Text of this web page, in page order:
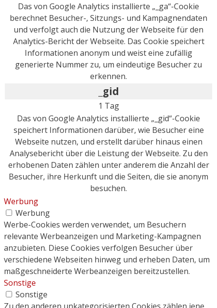
Das von Google Analytics installierte „_ga“-Cookie
berechnet Besucher-, Sitzungs- und Kampagnendaten
und verfolgt auch die Nutzung der Webseite für den
Analytics-Bericht der Webseite. Das Cookie speichert
Informationen anonym und weist eine zufällig
generierte Nummer zu, um eindeutige Besucher zu
erkennen.
_gid
1 Tag
Das von Google Analytics installierte „_gid“-Cookie
speichert Informationen darüber, wie Besucher eine
Webseite nutzen, und erstellt darüber hinaus einen
Analysebericht über die Leistung der Webseite. Zu den
erhobenen Daten zählen unter anderem die Anzahl der
Besucher, ihre Herkunft und die Seiten, die sie anonym
besuchen.
Werbung
Werbung
Werbe-Cookies werden verwendet, um Besuchern
relevante Werbeanzeigen und Marketing-Kampagnen
anzubieten. Diese Cookies verfolgen Besucher über
verschiedene Webseiten hinweg und erheben Daten, um
maßgeschneiderte Werbeanzeigen bereitzustellen.
Sonstige
Sonstige